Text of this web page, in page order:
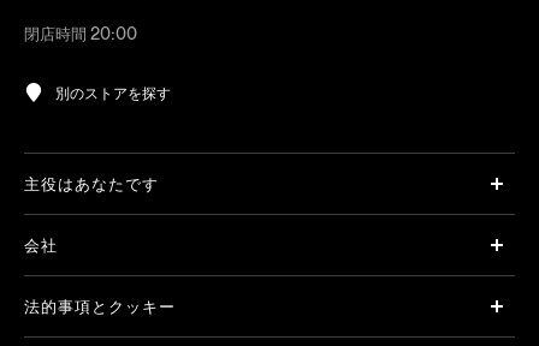
閉店時間 20:00
別のストアを探す
主役はあなたです
会社
法的事項とクッキー